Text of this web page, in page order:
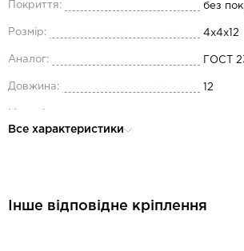
Покриття: без
Розмір: 4x4x12
Аналог: ГОСТ
Довжина: 12
Все характеристики
Інше відповідне кріплення